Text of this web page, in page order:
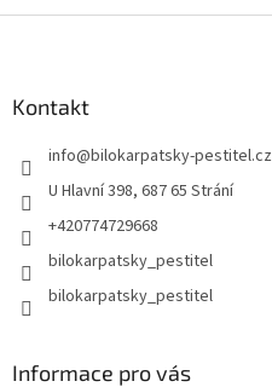
Kontakt
info@bilokarpatsky-pestitel.cz
U Hlavní 398, 687 65 Strání
+420774729668
bilokarpatsky_pestitel
Informace pro vás